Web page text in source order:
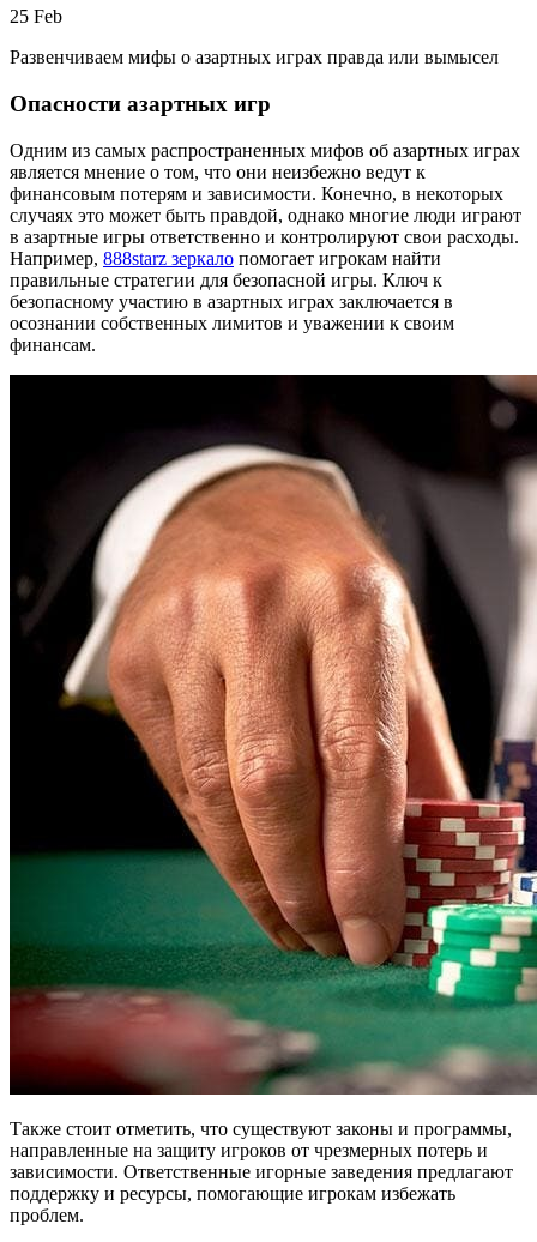
25 Feb
Развенчиваем мифы о азартных играх правда или вымысел
Опасности азартных игр
Одним из самых распространенных мифов об азартных играх
является мнение о том, что они неизбежно ведут к
финансовым потерям и зависимости. Конечно, в некоторых
случаях это может быть правдой, однако многие люди играют
в азартные игры ответственно и контролируют свои расходы.
Например, 888starz зеркало помогает игрокам найти
правильные стратегии для безопасной игры. Ключ к
безопасному участию в азартных играх заключается в
осознании собственных лимитов и уважении к своим
финансам.
Также стоит отметить, что существуют законы и программы,
направленные на защиту игроков от чрезмерных потерь и
зависимости. Ответственные игорные заведения предлагают
поддержку и ресурсы, помогающие игрокам избежать
проблем.